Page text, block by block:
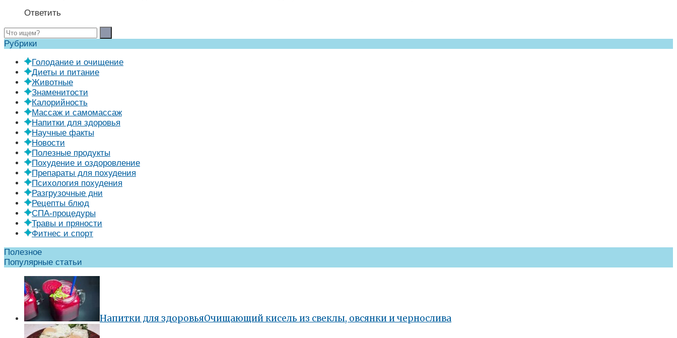
Ответить
Рубрики
Голодание и очищение
Диеты и питание
Животные
Знаменитости
Калорийность
Массаж и самомассаж
Напитки для здоровья
Научные факты
Новости
Полезные продукты
Похудение и оздоровление
Препараты для похудения
Психология похудения
Разгрузочные дни
Рецепты блюд
СПА-процедуры
Травы и пряности
Фитнес и спорт
Полезное
Популярные статьи
Напитки для здоровьяОчищающий кисель из свеклы, овсянки и чернослива